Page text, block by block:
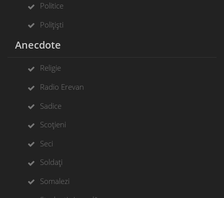
Politice
Polițiști
Anecdote
Religie
Radio Erevan
Sadice
Scoțieni
Seci
Soldați
Somalezi